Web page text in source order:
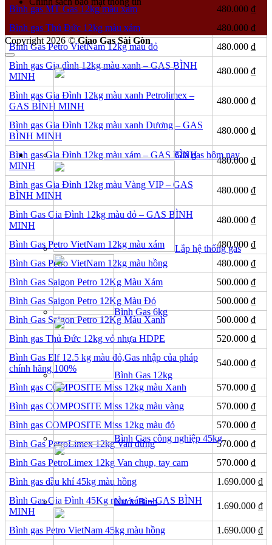
Bình gas MT Gas 12kg màu xám
480.000 ₫
Bình gas Thủ Đức 12kg màu xám
480.000 ₫
Bình Gas Petro VietNam 12kg màu đỏ
480.000 ₫
Bình gas Gia đình 12kg màu xanh – GAS BÌNH
MINH
480.000 ₫
Bình gas Gia Đình 12kg màu xanh Petrolimex –
GAS BÌNH MINH
480.000 ₫
Bình gas Gia Đình 12kg màu xanh Dương – GAS
BÌNH MINH
480.000 ₫
Bình gas Gia Đình 12kg màu xám – GAS BÌNH
MINH
480.000 ₫
Bình gas Gia Đình 12kg màu Vàng VIP – GAS
BÌNH MINH
480.000 ₫
Bình Gas Gia Đình 12kg màu đỏ – GAS BÌNH
MINH
480.000 ₫
Bình Gas Petro VietNam 12kg màu xám 480.000 ₫
Bình Gas Petro VietNam 12kg màu hồng
480.000 ₫
Bình Gas Saigon Petro 12Kg Màu Xám
500.000 ₫
Bình Gas Saigon Petro 12Kg Màu Đỏ
500.000 ₫
Bình Gas Saigon Petro 12Kg Màu Xanh
500.000 ₫
Bình gas Thủ Đức 12kg vỏ nhựa HDPE
520.000 ₫
Bình Gas Elf 12.5 kg màu đỏ,Gas nhập của pháp
chính hãng 100%
540.000 ₫
Bình gas COMPOSITE Miss 12kg màu Xanh 570.000 ₫
Bình gas COMPOSITE Miss 12kg màu vàng
570.000 ₫
Bình gas COMPOSITE Miss 12kg màu đỏ
570.000 ₫
Bình Gas PetroLimex 12kg Van đứng
570.000 ₫
Bình Gas PetroLimex 12kg Van chụp, tay cam
570.000 ₫
Bình gas dầu khí 45kg màu hồng
1.690.000 ₫
Bình Gas Gia Đình 45Kg màu xám – GAS BÌNH
MINH
1.690.000 ₫
Bình gas Petro VietNam 45kg màu hồng 1.690.000 ₫
Copyright 2026 ©Giao Gas Sài Gòn
Giá gas hôm nay
Lắp hệ thống gas
Bình Gas 6kg
Bình Gas 12kg
Bình Gas công nghiệp 45kg
Nước Bình